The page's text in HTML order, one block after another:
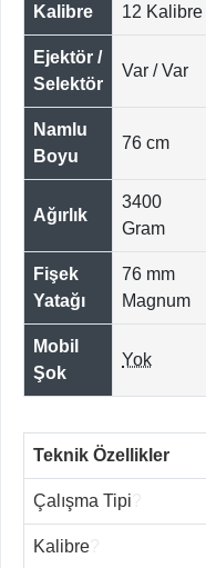
Kalibre 12 Kalibre
Ejektör /
Selektör
Var / Var
Namlu
Boyu
76 cm
Ağırlık
3400
Gram
Fişek
Yatağı
76 mm
Magnum
Mobil
Şok
Yok
Teknik Özellikler
Çalışma Tipi
Kalibre